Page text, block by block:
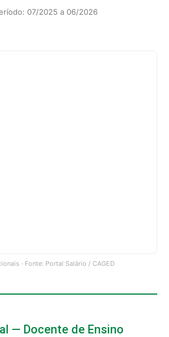
07/2025 a 06/2026
· Fonte: Portal Salário / CAGED
— Docente de Ensino